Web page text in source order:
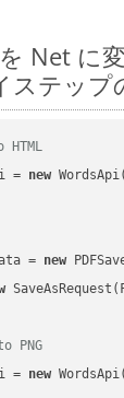
Net に
ステップ
= new
= new
PNG
= new